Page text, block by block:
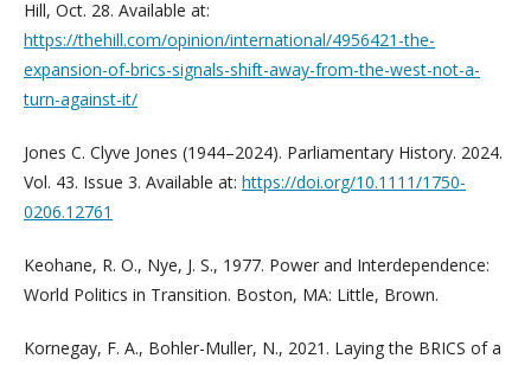
Hill, Oct. 28. Available at:
https://thehill.com/opinion/international/4956421-the-
expansion-of-brics-signals-shift-away-from-the-west-not-a-
turn-against-it/
Jones C. Clyve Jones (1944–2024). Parliamentary History. 2024.
Vol. 43. Issue 3. Available at: https://doi.org/10.1111/1750-
0206.12761
Keohane, R. O., Nye, J. S., 1977. Power and Interdependence:
World Politics in Transition. Boston, MA: Little, Brown.
Kornegay, F. A., Bohler-Muller, N., 2021. Laying the BRICS of a